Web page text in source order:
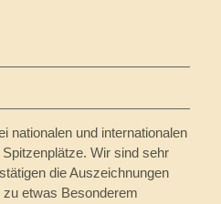
nationalen und internationalen
Wir sind sehr
die Auszeichnungen
etwas Besonderem